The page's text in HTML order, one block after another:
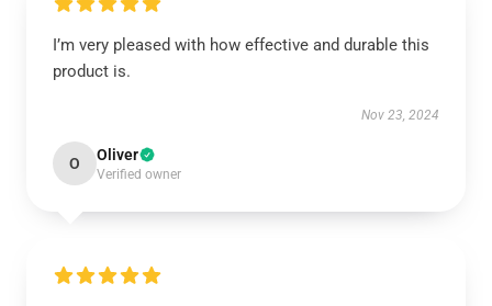
I’m very pleased with how effective and durable this
product is.
Nov 23, 2024
O Oliver
Verified owner